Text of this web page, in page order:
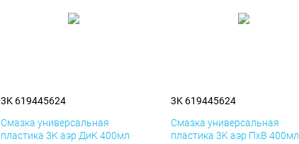
3K 619445624
Смазка универсальная
пластика 3K аэр ДиК 400мл
3K 619445624
Смазка универсальная
пластика 3K аэр ПхВ 400мл